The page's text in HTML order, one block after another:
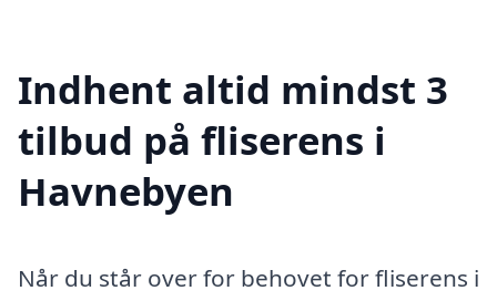
Indhent altid mindst 3
tilbud på fliserens i
Havnebyen
Når du står over for behovet for fliserens i